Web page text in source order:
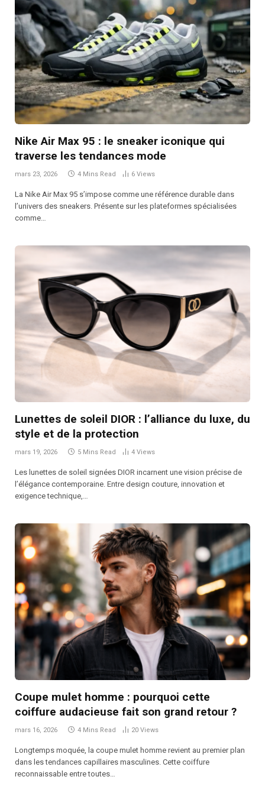
Nike Air Max 95 : le sneaker iconique qui
traverse les tendances mode
mars 23, 2026 4 Mins Read 6 Views
La Nike Air Max 95 s’impose comme une référence durable dans
l’univers des sneakers. Présente sur les plateformes spécialisées
comme…
Lunettes de soleil DIOR : l’alliance du luxe, du
style et de la protection
mars 19, 2026 5 Mins Read 4 Views
Les lunettes de soleil signées DIOR incarnent une vision précise de
l’élégance contemporaine. Entre design couture, innovation et
exigence technique,…
Coupe mulet homme : pourquoi cette
coiffure audacieuse fait son grand retour ?
mars 16, 2026 4 Mins Read 20 Views
Longtemps moquée, la coupe mulet homme revient au premier plan
dans les tendances capillaires masculines. Cette coiffure
reconnaissable entre toutes…